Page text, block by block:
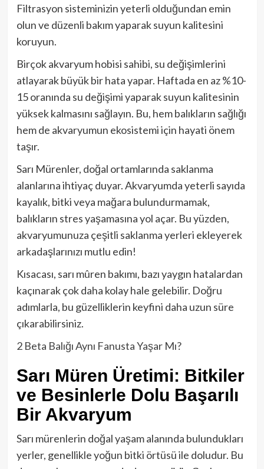
Filtrasyon sisteminizin yeterli olduğundan emin
olun ve düzenli bakım yaparak suyun kalitesini
koruyun.
Birçok akvaryum hobisi sahibi, su değişimlerini
atlayarak büyük bir hata yapar. Haftada en az %10-
15 oranında su değişimi yaparak suyun kalitesinin
yüksek kalmasını sağlayın. Bu, hem balıkların sağlığı
hem de akvaryumun ekosistemi için hayati önem
taşır.
Sarı Mürenler, doğal ortamlarında saklanma
alanlarına ihtiyaç duyar. Akvaryumda yeterli sayıda
kayalık, bitki veya mağara bulundurmamak,
balıkların stres yaşamasına yol açar. Bu yüzden,
akvaryumunuza çeşitli saklanma yerleri ekleyerek
arkadaşlarınızı mutlu edin!
Kısacası, sarı mûren bakımı, bazı yaygın hatalardan
kaçınarak çok daha kolay hale gelebilir. Doğru
adımlarla, bu güzelliklerin keyfini daha uzun süre
çıkarabilirsiniz.
2 Beta Balığı Aynı Fanusta Yaşar Mı?
Sarı Müren Üretimi: Bitkiler
ve Besinlerle Dolu Başarılı
Bir Akvaryum
Sarı mürenlerin doğal yaşam alanında bulundukları
yerler, genellikle yoğun bitki örtüsü ile doludur. Bu